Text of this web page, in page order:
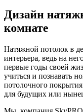
Дизайн
комнате
Натяжной потолок в
интерьера, ведь на
первые годы своей
учиться и познавать
потолочного
для будущих или